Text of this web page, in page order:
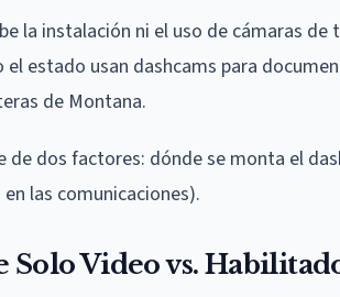
la instalación ni el uso de cámaras
estado usan dashcams para
de Montana.
de dos factores: dónde se monta el
las comunicaciones).
Solo Video vs.